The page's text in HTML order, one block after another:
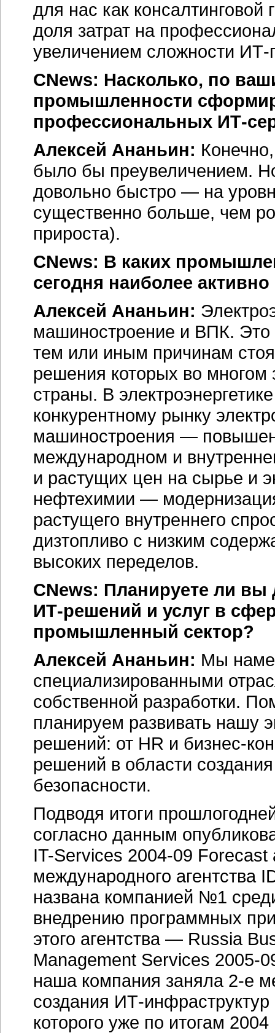
для нас как
доля затрат на
увеличением сложности ИТ-
CNews: Насколько, по
промышленности
профессиональных ИТ-
Алексей Ананьин:
было бы преувеличением.
довольно быстро — на
существенно больше, чем
прироста).
CNews: В каких
сегодня наиболее
Алексей Ананьин:
машиностроение и ВПК. Это
тем или иным причинам
решения которых во
страны. В
конкурентному рынку
машиностроения —
международном и
и растущих цен на сырье и
нефтехимии —
растущего внутреннего
дизтопливо с низким
высоких переделов.
CNews: Планируете ли
ИТ-решений и услуг в
промышленный сектор?
Алексей Ананьин: Мы
специализированными
собственной разработки.
планируем развивать нашу
решений: от HR и бизнес-
решений в области
безопасности.
Подводя итоги
согласно данным
IT-Services 2004-09 Forecast
международного агентства
названа компанией №1
внедрению программных
этого агентства — Russia
Management Services 2005-
наша компания заняла 2-е
создания ИТ-инфраструктур
которого уже по итогам 2004